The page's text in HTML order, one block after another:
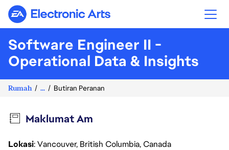
Electronic Arts
Software Engineer II -
Operational Data & Insights
Rumah ... Butiran Peranan
Maklumat Am
Lokasi: Vancouver, British Columbia, Canada